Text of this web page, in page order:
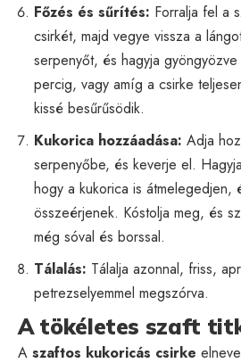
Főzés és sűrítés: Forralja fel a
csirkét, majd vegye vissza a
serpenyőt, és hagyja
percig, vagy amíg a csirke
kissé besűrűsödik.
Kukorica hozzáadása: Adja
serpenyőbe, és keverje el.
hogy a kukorica is átmelegedjen,
összeérjenek. Kóstolja meg, és
még sóval és borssal.
Tálalás: Tálalja azonnal, friss,
petrezselyemmel megszórva.
A tökéletes szaft
A szaftos kukoricás csirke